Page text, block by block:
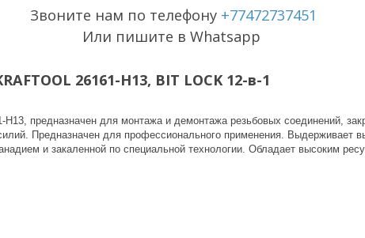
Звоните нам по телефону +77472737451
Или пишите в Whatsapp
26161-H13, BIT LOCK 12-в-1
H13, предназначен для монтажа и демонтажа резьбовых соединений,
Предназначен для профессионального применения. Выдерживает
и закаленной по специальной технологии. Обладает высоким